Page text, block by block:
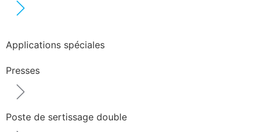
Applications spéciales
Presses
Poste de sertissage double